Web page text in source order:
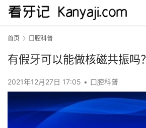
首页 口腔科普
有假牙可以能做核磁共振吗？
2021年12月27日 17:05 • 口腔科普